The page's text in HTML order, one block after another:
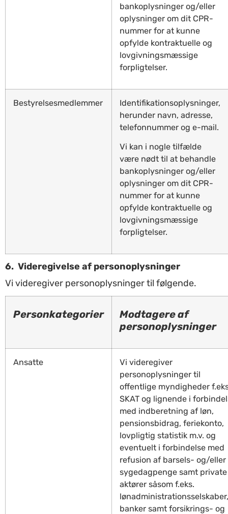
bankoplysninger og/eller
oplysninger om dit CPR-
nummer for at kunne
opfylde kontraktuelle og
lovgivningsmæssige
forpligtelser.
Bestyrelsesmedlemmer
Identifikationsoplysninger,
herunder navn, adresse,
telefonnummer og e-mail.
Vi kan i nogle tilfælde
være nødt til at behandle
bankoplysninger og/eller
oplysninger om dit CPR-
nummer for at kunne
opfylde kontraktuelle og
lovgivningsmæssige
forpligtelser.
6. Videregivelse af personoplysninger
Vi videregiver personoplysninger til følgende.
Personkategorier
Modtagere af
personoplysninger
Ansatte
Vi videregiver
personoplysninger til
offentlige myndigheder
SKAT og lignende i
med indberetning af løn,
pensionsbidrag, feriekonto,
lovpligtig statistik m.v. og
eventuelt i forbindelse med
refusion af barsels- og/eller
sygedagpenge samt private
aktører såsom f.eks.
lønadministrationsselskaber,
banker samt forsikrings- og